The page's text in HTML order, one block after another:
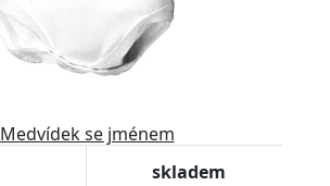
Medvídek se jménem
skladem